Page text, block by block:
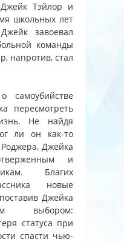
Тэйлор и
школьных лет
завоевал
команды
напротив, стал
самоубийстве
пересмотреть
Не найдя
ли он как-то
Джейка
и
Благих
новые
Джейка
выбором:
статуса при
спасти чью-